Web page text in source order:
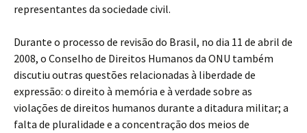
representantes da sociedade civil.
Durante o processo de revisão do Brasil, no dia 11 de abril de
2008, o Conselho de Direitos Humanos da ONU também
discutiu outras questões relacionadas à liberdade de
expressão: o direito à memória e à verdade sobre as
violações de direitos humanos durante a ditadura militar; a
falta de pluralidade e a concentração dos meios de